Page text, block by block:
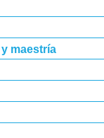
maestría